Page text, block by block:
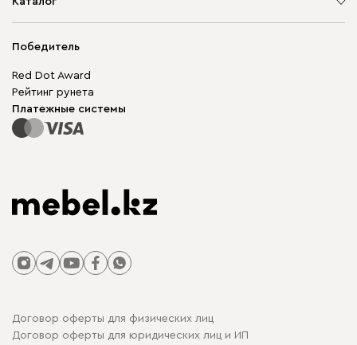
Гарантия
Для бизнеса
Карта сайта
Корпусная мебель
Модульная мебель
Столы и стулья
Победитель
Red Dot Award
Рейтинг рунета
Платежные системы
Договор оферты для физических лиц
Договор оферты для юридических лиц и ИП